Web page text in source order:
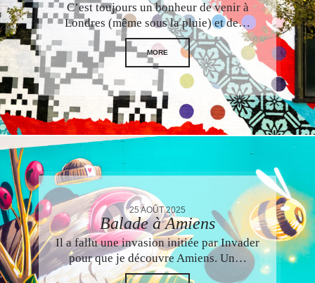
C’est toujours un bonheur de venir à
Londres (même sous la pluie) et de…
MORE
25 AOÛT 2025
Balade à Amiens
Il a fallu une invasion initiée par Invader
pour que je découvre Amiens. Un…